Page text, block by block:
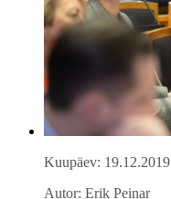
Kuupäev: 19.12.2019
Autor: Erik Peinar